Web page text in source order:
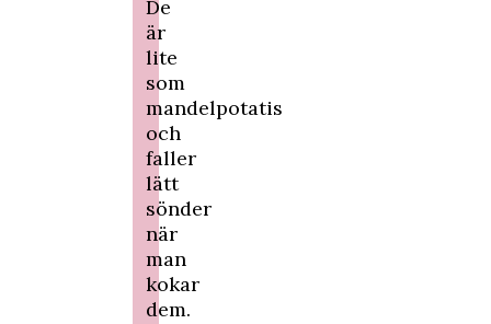
De
är
lite
som
mandelpotatis
och
faller
lätt
sönder
när
man
kokar
dem.